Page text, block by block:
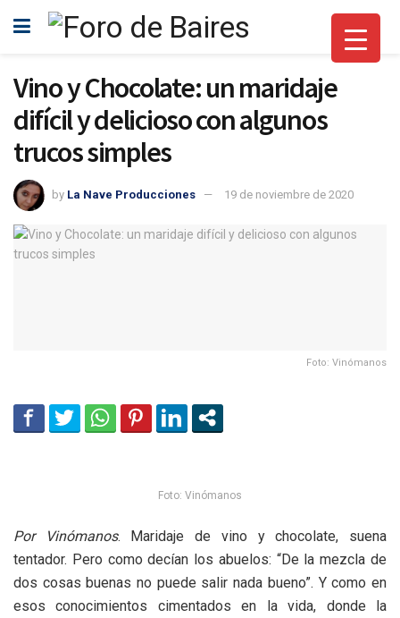
Vino y Chocolate: un maridaje
difícil y delicioso con algunos
trucos simples
by La Nave Producciones 19 de noviembre de 2020
Foto: Vinómanos
Foto: Vinómanos
Por Vinómanos. Maridaje de vino y chocolate, suena
tentador. Pero como decían los abuelos: “De la mezcla de
dos cosas buenas no puede salir nada bueno”. Y como en
esos conocimientos cimentados en la vida, donde la